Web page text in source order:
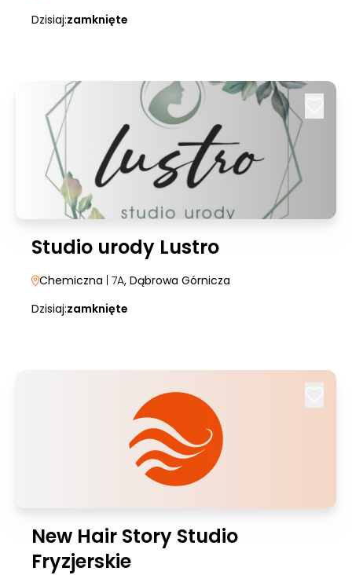
Dzisiaj:zamknięte
Studio urody Lustro
Chemiczna | 7A, Dąbrowa Górnicza
Dzisiaj:zamknięte
New Hair Story Studio
Fryzjerskie